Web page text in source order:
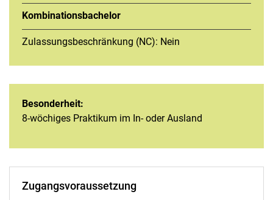
Kombinationsbachelor
Zulassungsbeschränkung (NC): Nein
Besonderheit:
8-wöchiges Praktikum im In- oder Ausland
Zugangsvoraussetzung